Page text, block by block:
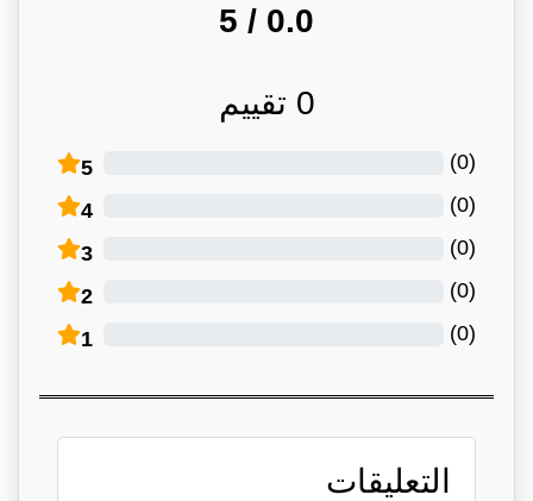
0.0
/ 5
0 تقييم
5 (
0
)
4 (
0
)
3 (
0
)
2 (
0
)
1 (
0
)
التعليقات